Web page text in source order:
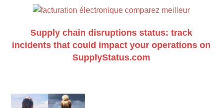
Supply chain disruptions status: track
incidents that could impact your operations on
SupplyStatus.com